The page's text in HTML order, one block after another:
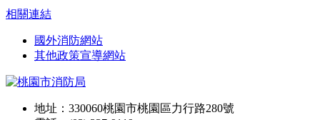
相關連結
國外消防網站
其他政策宣導網站
地址：330060桃園市桃園區力行路280號